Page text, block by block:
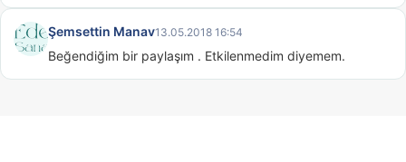
Şemsettin Manav13.05.2018 16:54
Beğendiğim bir paylaşım . Etkilenmedim diyemem.